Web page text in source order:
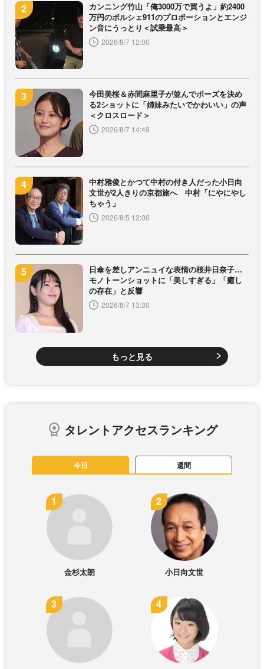
カンニング竹山「俺3000万で買うよ」約2400
万円のポルシェ911のプロポーションとエンジ
ン音にうっとり＜試乗最高＞
2026/8/7 12:00
今田美桜＆赤間麻里子が並んでポーズを決め
る2ショットに「姉妹みたいでかわいい」の声
＜クロスロード＞
2026/8/7 14:49
中村雅俊とかつて中村の付き人だった小日向
文世が2人きりの京都旅へ 中村「にやにやし
ちゃう」
2026/8/5 12:00
日傘を差しアンニュイな表情の桜井日奈子…
モノトーンショットに「美しすぎる」「癒し
の存在」と反響
2026/8/7 13:30
もっと見る
タレントアクセスランキング
今日 週間
金杉太朗 小日向文世